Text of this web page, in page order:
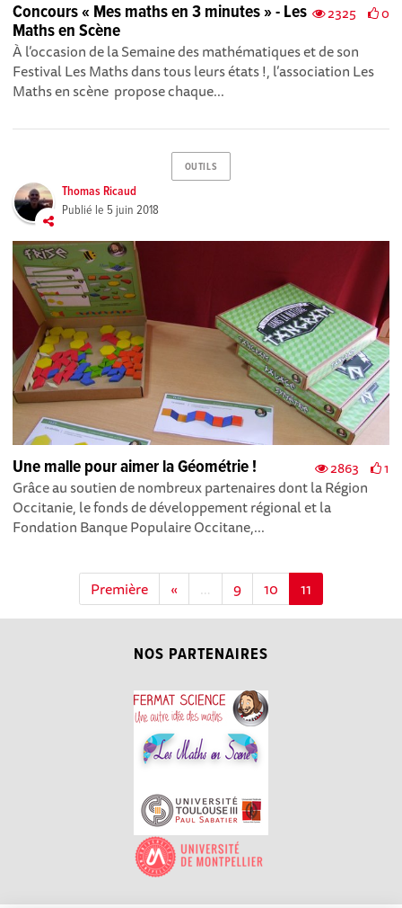
2325 0
Concours « Mes maths en 3 minutes » - Les
Maths en Scène
À l’occasion de la Semaine des mathématiques et de son
Festival Les Maths dans tous leurs états !, l’association Les
Maths en scène propose chaque...
OUTILS
Thomas Ricaud
Publié le 5 juin 2018
2863 1
Une malle pour aimer la Géométrie !
Grâce au soutien de nombreux partenaires dont la Région
Occitanie, le fonds de développement régional et la
Fondation Banque Populaire Occitane,...
Première « … 9 10 11
NOS PARTENAIRES